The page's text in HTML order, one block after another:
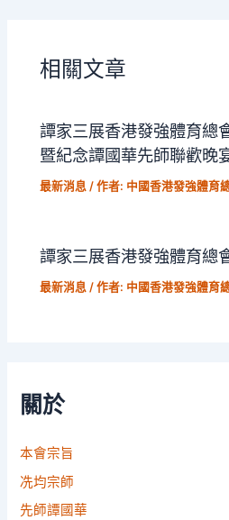
相關文章
譚家三展香港發強體育總
暨紀念譚國華先師聯歡晚
最新消息 / 作者: 中國香港發強體育
譚家三展香港發強體育總
最新消息 / 作者: 中國香港發強體育
關於
本會宗旨
冼均宗師
先師譚國華